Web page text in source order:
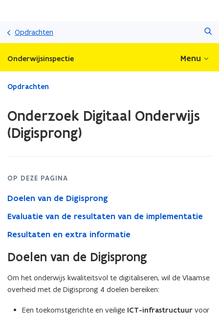
gaan
Opdrachten
Onderwijsinspectie Menu
Gedaan
bevindt
zich
Onderwijs
Opdrachten
Onderzoek Digitaal Onderwijs
(Digisprong)
OP DEZE PAGINA
Doelen van de Digisprong
Evaluatie van de resultaten van de implementatie
Resultaten en extra informatie
Doelen van de Digisprong
Om het onderwijs kwaliteitsvol te digitaliseren, wil de Vlaamse
overheid met de Digisprong 4 doelen bereiken:
Een toekomstgerichte en veilige ICT-infrastructuur voor